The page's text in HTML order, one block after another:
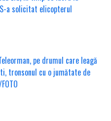
a solicitat elicopterul
pe drumul care leagă
tronsonul cu o jumătate de